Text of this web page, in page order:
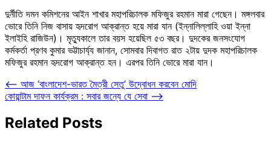
দুর্নীতি দমন কমিশনের আইন শাখার মহাপরিচালক মফিজুর রহমান মারা গেছেন। মঙ্গলবার
ভোরে তিনি নিজ বাসায় হৃদরোগ আক্রান্ত হয়ে মারা যান (ইন্নালিল্লাহি ওয়া ইন্না
ইলাইহি রাজিউন)। মৃত্যুকালে তার বয়স হয়েছিল ৫৩ বছর। দুদকের জনসংযোগ
কর্মকর্তা প্রণব কুমার ভট্টাচার্য্য জানান, সোমবার দিবাগত রাত ২টায় দুদক মহাপরিচালক
মফিজুর রহমান হৃদরোগ আক্রান্ত হন। এরপর তিনি ভোরে মারা যান।
Post
navigation
⟵ আজ ‘বাংলাদেশ-ভারত মৈত্রী সেতু’ উদ্বোধন করবেন মোদি
কোয়ান্টাম দাফন কার্যক্রম : সবার জন্যে যে সেবা ⟶
Related Posts